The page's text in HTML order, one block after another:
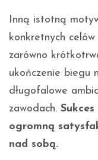
Inną istotną
konkretnych
zarówno
ukończenie biegu
długofalowe
zawodach.
ogromną
nad sobą.